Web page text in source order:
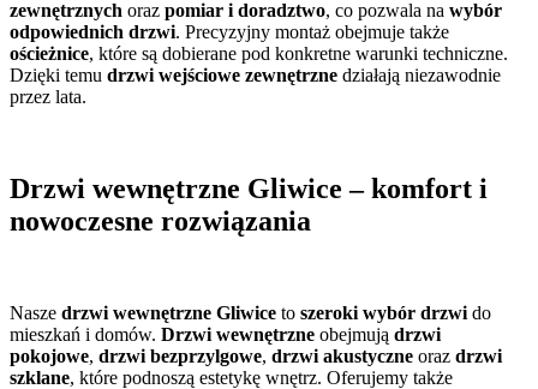
zewnętrznych oraz pomiar i doradztwo, co pozwala na wybór
odpowiednich drzwi. Precyzyjny montaż obejmuje także
ościeżnice, które są dobierane pod konkretne warunki techniczne.
Dzięki temu drzwi wejściowe zewnętrzne działają niezawodnie
przez lata.
Drzwi wewnętrzne Gliwice – komfort i
nowoczesne rozwiązania
Nasze drzwi wewnętrzne Gliwice to szeroki wybór drzwi do
mieszkań i domów. Drzwi wewnętrzne obejmują drzwi
pokojowe, drzwi bezprzylgowe, drzwi akustyczne oraz drzwi
szklane, które podnoszą estetykę wnętrz. Oferujemy także